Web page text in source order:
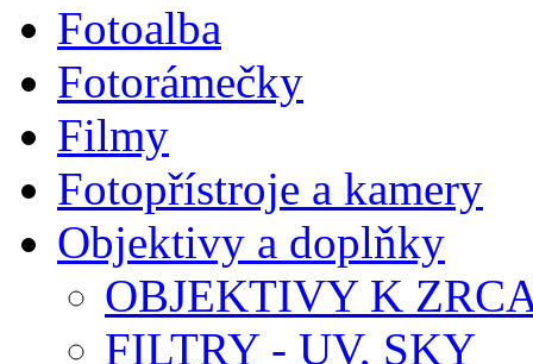
Fotoalba
Fotorámečky
Filmy
Fotopřístroje a kamery
Objektivy a doplňky
OBJEKTIVY K
FILTRY - UV, SKY